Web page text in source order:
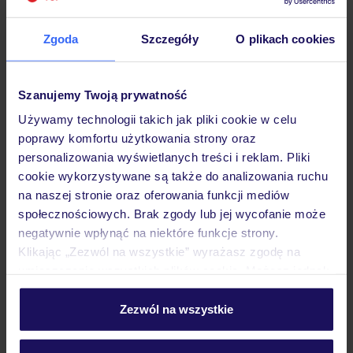
Zgoda Szczegóły O plikach cookies
Szanujemy Twoją prywatność
Używamy technologii takich jak pliki cookie w celu
poprawy komfortu użytkowania strony oraz
personalizowania wyświetlanych treści i reklam. Pliki
cookie wykorzystywane są także do analizowania ruchu
na naszej stronie oraz oferowania funkcji mediów
społecznościowych. Brak zgody lub jej wycofanie może
negatywnie wpłynąć na niektóre funkcje strony.
Klikając „Zezwól na wszystkie” wyrażasz zgodę na
personalizować swój wybór wchodząc w zakładkę
Szczegółowe informacje o plikach cookie znajdziesz
Zezwól na wszystkie
Pokoje
Wyżywienie
Atrakcje
Ważne informacje